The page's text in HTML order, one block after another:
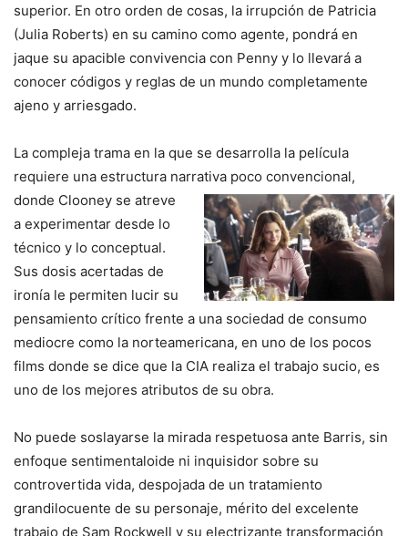
superior. En otro orden de cosas, la irrupción de Patricia
(Julia Roberts) en su camino como agente, pondrá en
jaque su apacible convivencia con Penny y lo llevará a
conocer códigos y reglas de un mundo completamente
ajeno y arriesgado.
La compleja trama en la que se desarrolla la película
requiere una estructura narrativa poco convencional,
donde Clooney se atreve
a experimentar desde lo
técnico y lo conceptual.
Sus dosis acertadas de
ironía le permiten lucir su
pensamiento crítico frente a una sociedad de consumo
mediocre como la norteamericana, en uno de los pocos
films donde se dice que la CIA realiza el trabajo sucio, es
uno de los mejores atributos de su obra.
No puede soslayarse la mirada respetuosa ante Barris, sin
enfoque sentimentaloide ni inquisidor sobre su
controvertida vida, despojada de un tratamiento
grandilocuente de su personaje, mérito del excelente
trabajo de Sam Rockwell y su electrizante transformación